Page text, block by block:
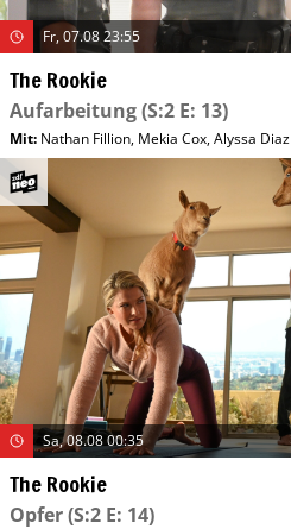
Fr, 07.08 23:55
The Rookie
Aufarbeitung(S:2 E: 13)
Mit: Nathan Fillion, Mekia Cox,Alyssa Diaz
Sa, 08.08 00:35
The Rookie
Opfer(S:2 E: 14)